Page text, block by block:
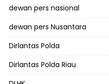
dewan pers nasional
dewan pers Nusantara
Dirlantas Polda
Dirlantas Polda Riau